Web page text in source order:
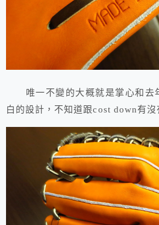
唯一不變的大概就是掌心和去
白的設計，不知道跟cost down有